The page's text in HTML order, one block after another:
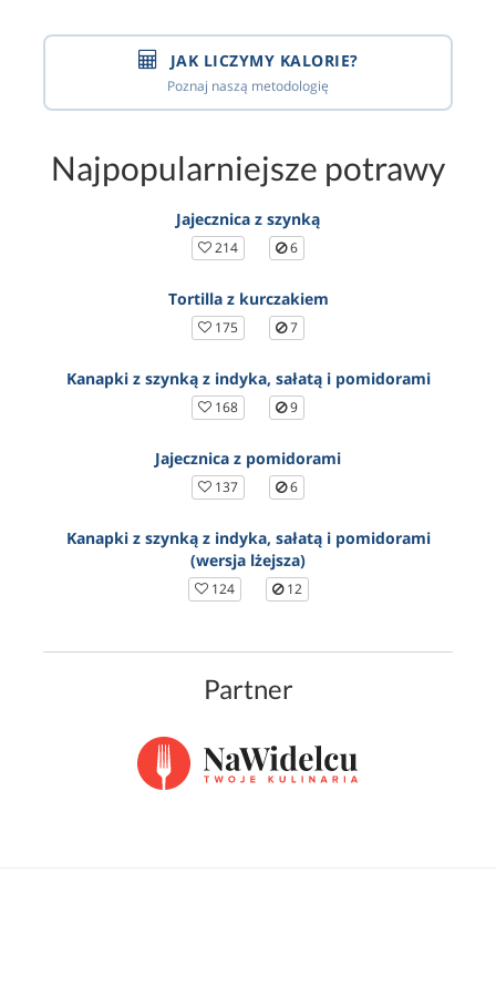
JAK LICZYMY KALORIE?
Poznaj naszą metodologię
Najpopularniejsze potrawy
Jajecznica z szynką
214 6
Tortilla z kurczakiem
175 7
Kanapki z szynką z indyka, sałatą i pomidorami
168 9
Jajecznica z pomidorami
137 6
Kanapki z szynką z indyka, sałatą i pomidorami
(wersja lżejsza)
124 12
Partner